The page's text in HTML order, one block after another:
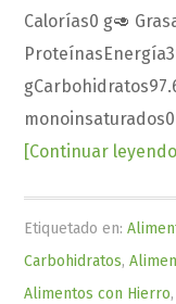
Calorías0 g🥑
[Continuar
Etiquetado en:
Carbohidratos,
Alimentos con Hierro